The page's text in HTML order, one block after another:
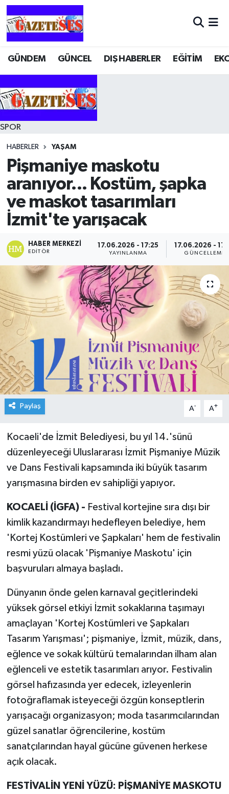
GÜNDEM GÜNCEL DIŞ HABERLER EĞİTİM
SPOR
HABERLER YAŞAM
Pişmaniye maskotu
aranıyor... Kostüm, şapka
ve maskot tasarımları
İzmit'te yarışacak
HABER MERKEZI
EDITÖR
17.06.2026 - 17:25
YAYINLANMA
17.06.2026 -
GÜNCELLEME
Paylaş A- A+
Kocaeli'de İzmit Belediyesi, bu yıl 14.'sünü
düzenleyeceği Uluslararası İzmit Pişmaniye Müzik
ve Dans Festivali kapsamında iki büyük tasarım
yarışmasına birden ev sahipliği yapıyor.
KOCAELİ (İGFA) - Festival kortejine sıra dışı bir
kimlik kazandırmayı hedefleyen belediye, hem
'Kortej Kostümleri ve Şapkaları' hem de festivalin
resmi yüzü olacak 'Pişmaniye Maskotu' için
başvuruları almaya başladı.
Dünyanın önde gelen karnaval geçitlerindeki
yüksek görsel etkiyi İzmit sokaklarına taşımayı
amaçlayan 'Kortej Kostümleri ve Şapkaları
Tasarım Yarışması'; pişmaniye, İzmit, müzik, dans,
eğlence ve sokak kültürü temalarından ilham alan
eğlenceli ve estetik tasarımları arıyor. Festivalin
görsel hafızasında yer edecek, izleyenlerin
fotoğraflamak isteyeceği özgün konseptlerin
yarışacağı organizasyon; moda tasarımcılarından
güzel sanatlar öğrencilerine, kostüm
sanatçılarından hayal gücüne güvenen herkese
açık olacak.
FESTİVALİN YENİ YÜZÜ: PİŞMANİYE MASKOTU